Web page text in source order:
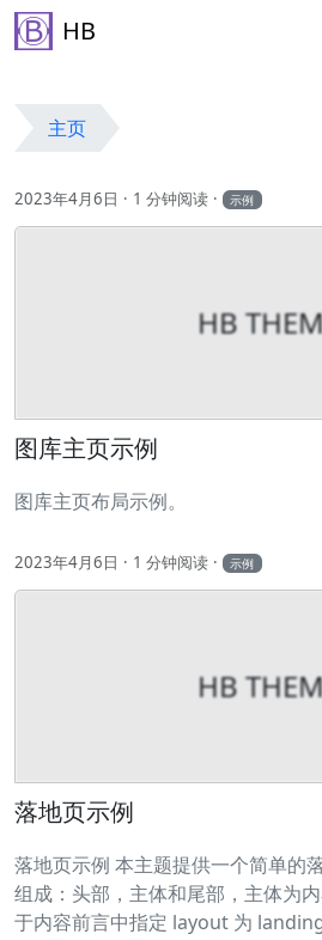
HB
主页
2023年4月6日 1 分钟阅读 示例
HB
图库主页示例
图库主页布局示例。
2023年4月6日 1 分钟阅读 示例
HB
落地页示例
落地页示例 本主题提供一个简单的
组成：头部，主体和尾部，主体为
于内容前言中指定 layout 为